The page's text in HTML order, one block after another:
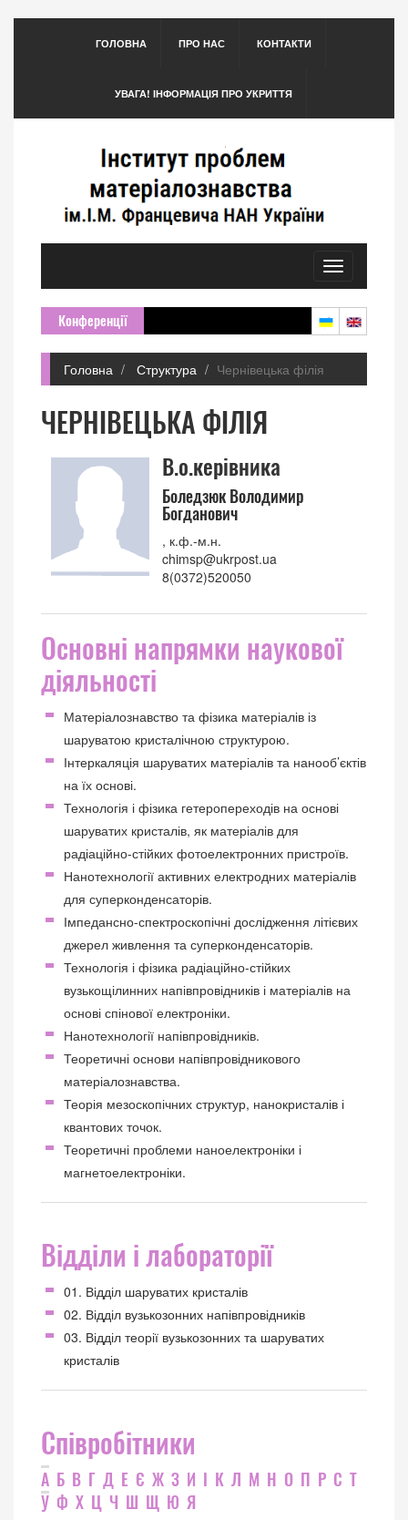
ГОЛОВНА ПРО НАС КОНТАКТИ
УВАГА! ІНФОРМАЦІЯ ПРО УКРИТТЯ
Toggle
navigation
Конференції
Головна Структура Чернівецька філія
ЧЕРНІВЕЦЬКА ФІЛІЯ
В.о.керівника
Боледзюк Володимир
Богданович
, к.ф.-м.н.
chimsp@ukrpost.ua
8(0372)520050
Основні напрямки наукової
діяльності
Матеріалознавство та фізика матеріалів із
шаруватою кристалічною структурою.
Інтеркаляція шаруватих матеріалів та нанооб’єктів
на їх основі.
Технологія і фізика гетеропереходів на основі
шаруватих кристалів, як матеріалів для
радіаційно-стійких фотоелектронних пристроїв.
Нанотехнології активних електродних матеріалів
для суперконденсаторів.
Імпедансно-спектроскопічні дослідження літієвих
джерел живлення та суперконденсаторів.
Технологія і фізика радіаційно-стійких
вузькощілинних напівпровідників і матеріалів на
основі спінової електроніки.
Нанотехнології напівпровідників.
Теоретичні основи напівпровідникового
матеріалознавства.
Теорія мезоскопічних структур, нанокристалів і
квантових точок.
Теоретичні проблеми наноелектроніки і
магнетоелектроніки.
Відділи і лабораторії
01. Відділ шаруватих кристалів
02. Відділ вузькозонних напівпровідників
03. Відділ теорії вузькозонних та шаруватих
кристалів
Співробітники
А Б В Г Д Е Є Ж З И І К Л М Н О П Р С Т
У Ф Х Ц Ч Ш Щ Ю Я